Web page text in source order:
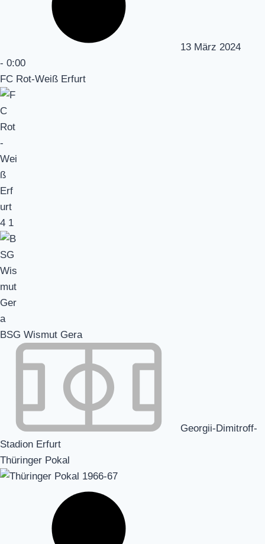
13 März 2024
- 0:00
FC Rot-Weiß Erfurt
4 1
BSG Wismut Gera
Georgii-Dimitroff-
Stadion Erfurt
Thüringer Pokal